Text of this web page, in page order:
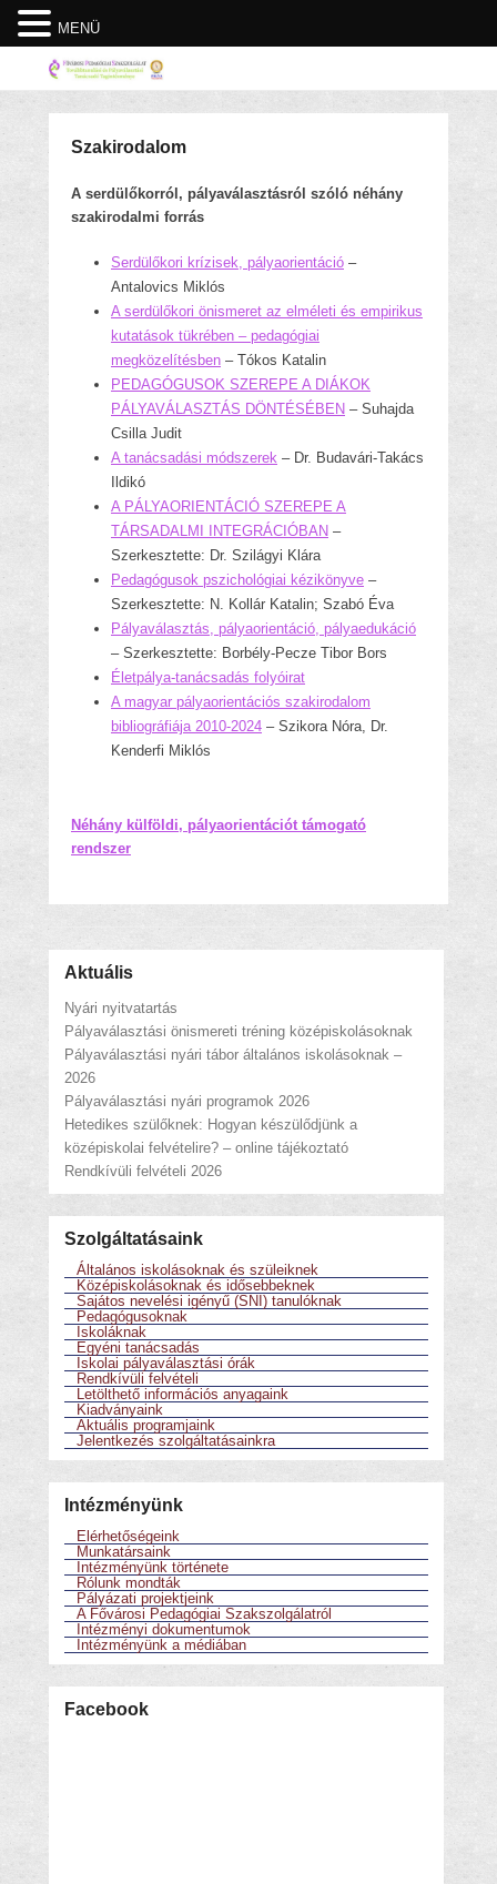
Szakirodalom
A serdülőkorról, pályaválasztásról szóló néhány
szakirodalmi forrás
Serdülőkori krízisek, pályaorientáció –
Antalovics Miklós
A serdülőkori önismeret az elméleti és empirikus
kutatások tükrében – pedagógiai
megközelítésben – Tókos Katalin
PEDAGÓGUSOK SZEREPE A DIÁKOK
PÁLYAVÁLASZTÁS DÖNTÉSÉBEN – Suhajda
Csilla Judit
A tanácsadási módszerek – Dr. Budavári-Takács
Ildikó
A PÁLYAORIENTÁCIÓ SZEREPE A
TÁRSADALMI INTEGRÁCIÓBAN –
Szerkesztette: Dr. Szilágyi Klára
Pedagógusok pszichológiai kézikönyve –
Szerkesztette: N. Kollár Katalin; Szabó Éva
Pályaválasztás, pályaorientáció, pályaedukáció
– Szerkesztette: Borbély-Pecze Tibor Bors
Életpálya-tanácsadás folyóirat
A magyar pályaorientációs szakirodalom
bibliográfiája 2010-2024 – Szikora Nóra, Dr.
Kenderfi Miklós
Néhány külföldi, pályaorientációt támogató
rendszer
Aktuális
Nyári nyitvatartás
Pályaválasztási önismereti tréning középiskolásoknak
Pályaválasztási nyári tábor általános iskolásoknak –
2026
Pályaválasztási nyári programok 2026
Hetedikes szülőknek: Hogyan készülődjünk a
középiskolai felvételire? – online tájékoztató
Rendkívüli felvételi 2026
Szolgáltatásaink
Általános iskolásoknak és szüleiknek
Középiskolásoknak és idősebbeknek
Sajátos nevelési igényű (SNI) tanulóknak
Pedagógusoknak
Iskoláknak
Egyéni tanácsadás
Iskolai pályaválasztási órák
Rendkívüli felvételi
Letölthető információs anyagaink
Kiadványaink
Aktuális programjaink
Jelentkezés szolgáltatásainkra
Intézményünk
Elérhetőségeink
Munkatársaink
Intézményünk története
Rólunk mondták
Pályázati projektjeink
A Fővárosi Pedagógiai Szakszolgálatról
Intézményi dokumentumok
Intézményünk a médiában
Facebook
MENÜ